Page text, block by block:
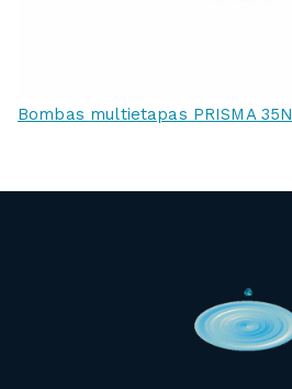
Bombas multietapas PRISMA 35N